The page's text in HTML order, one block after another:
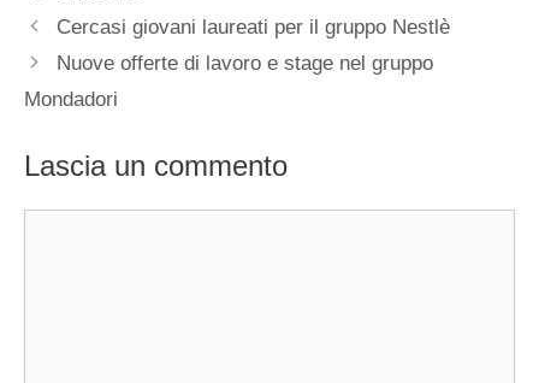
Cercasi giovani laureati per il gruppo Nestlè
Nuove offerte di lavoro e stage nel gruppo
Mondadori
Lascia un commento